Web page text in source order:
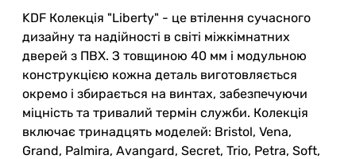
KDF Колекція "Liberty" - це втілення сучасного
дизайну та надійності в світі міжкімнатних
дверей з ПВХ. З товщиною 40 мм і модульною
конструкцією кожна деталь виготовляється
окремо і збирається на винтах, забезпечуючи
міцність та тривалий термін служби. Колекція
включає тринадцять моделей: Bristol, Vena,
Grand, Palmira, Avangard, Secret, Trio, Petra, Soft,